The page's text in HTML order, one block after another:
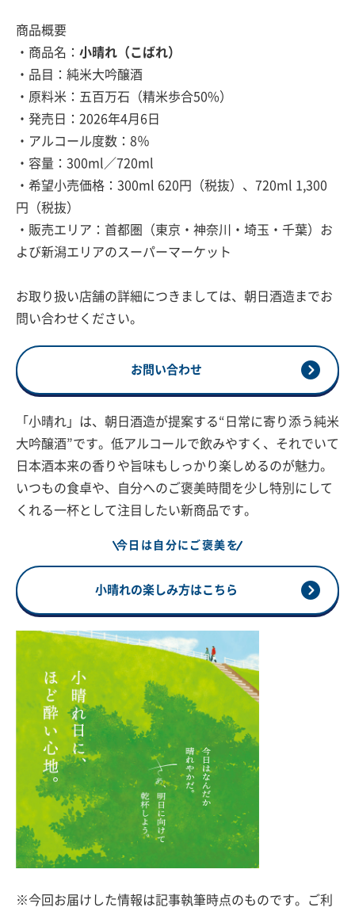
商品概要
・商品名： 小晴れ（こばれ）
・品目：純米大吟醸酒
・原料米：五百万石（精米歩合50%）
・発売日：2026年4月6日
・アルコール度数：8％
・容量：300ml／720ml
・希望小売価格：300ml 620円（税抜）、720ml 1,300
円（税抜）
・販売エリア：首都圏（東京・神奈川・埼玉・千葉）お
よび新潟エリアのスーパーマーケット
お取り扱い店舗の詳細につきましては、朝日酒造までお
問い合わせください。
お問い合わせ
「小晴れ」は、朝日酒造が提案する“日常に寄り添う純米
大吟醸酒”です。低アルコールで飲みやすく、それでいて
日本酒本来の香りや旨味もしっかり楽しめるのが魅力。
いつもの食卓や、自分へのご褒美時間を少し特別にして
くれる一杯として注目したい新商品です。
今日は自分にご褒美を
小晴れの楽しみ方はこちら
※今回お届けした情報は記事執筆時点のものです。ご利